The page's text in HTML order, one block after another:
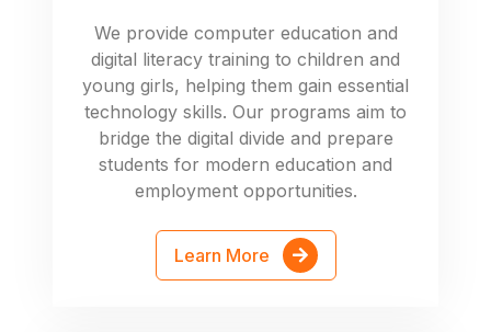
We provide computer education and
digital literacy training to children and
young girls, helping them gain essential
technology skills. Our programs aim to
bridge the digital divide and prepare
students for modern education and
employment opportunities.
Learn More